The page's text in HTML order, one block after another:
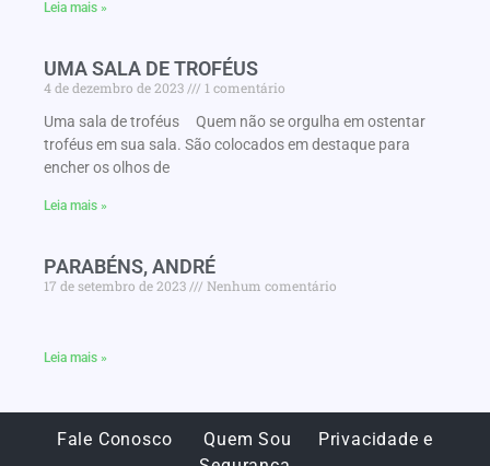
Leia mais »
UMA SALA DE TROFÉUS
4 de dezembro de 2023
1 comentário
Uma sala de troféus Quem não se orgulha em ostentar
troféus em sua sala. São colocados em destaque para
encher os olhos de
Leia mais »
PARABÉNS, ANDRÉ
17 de setembro de 2023 Nenhum comentário
Leia mais »
Fale Conosco Quem Sou
Privacidade e